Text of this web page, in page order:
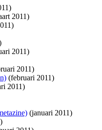
2011)
2011)
2011)
(februari 2011)
2011)
(januari 2011)